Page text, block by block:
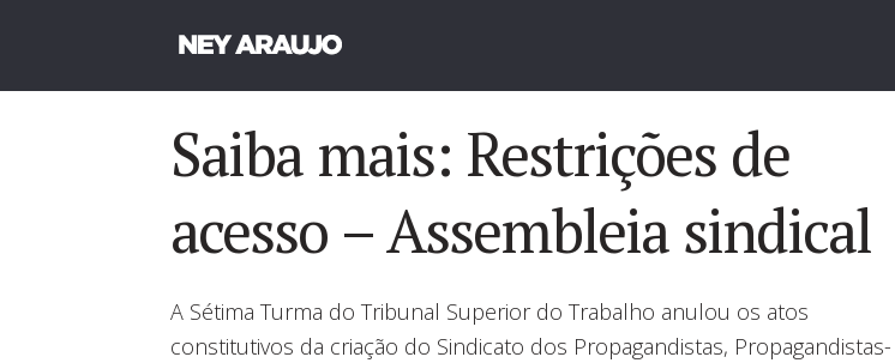
Saiba mais: Restrições de
acesso – Assembleia sindical
A Sétima Turma do Tribunal Superior do Trabalho anulou os atos
constitutivos da criação do Sindicato dos Propagandistas, Propagandistas-